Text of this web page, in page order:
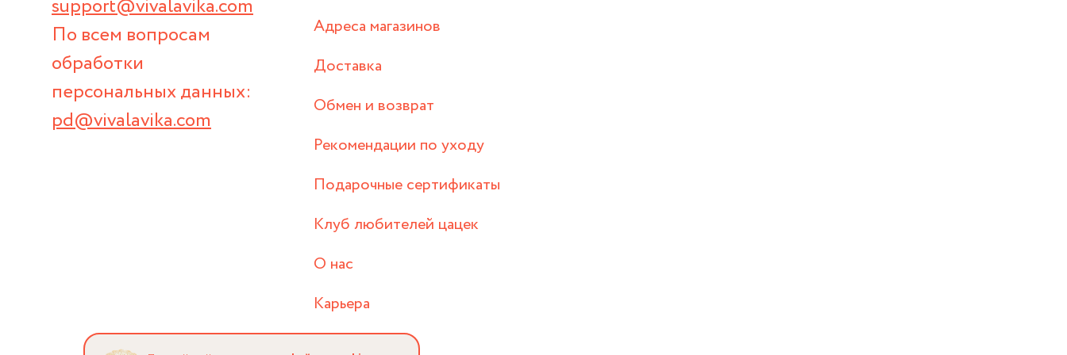
support@vivalavika.com
По всем вопросам
обработки
персональных данных:
pd@vivalavika.com
Адреса магазинов
Доставка
Обмен и возврат
Рекомендации по уходу
Подарочные сертификаты
Клуб любителей цацек
О нас
Карьера